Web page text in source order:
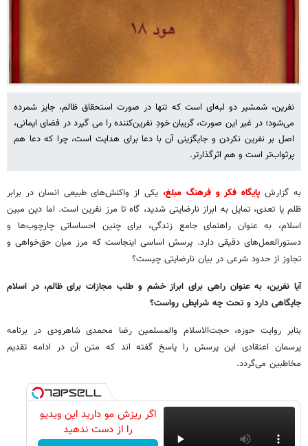
نفرین، شمشیر دو لبه‌ای است که تنها در صورت استحقاق ظالم، جایز شمرده
می‌شود؛ در غیر این صورت، گریبان خودِ نفرین‌کننده را می گیرد در فضای ایمانی،
اصل بر نفرین نکردن و جایگزینی آن با دعا برای هدایت است، چرا که دعا هم
پرثواب‌تر است و هم اثرگذارتر.
به گزارش پایگاه فکر و فرهنگ مبلغ، یکی از واکنش‌های طبیعی انسان در برابر
ظلم یا تعدی، تمایل به ابراز نارضایتی شدید، گاه تا مرز نفرین است. اما دین مبین
اسلام، به عنوان راهنمای جامع زندگی، برای چنین احساساتی چارچوب‌ها و
دستورالعمل‌های دقیقی دارد. پرسش اساسی اینجاست که مرز میان حق‌خواهی و
تجاوز از حدود شرعی در بیان نارضایتی چیست؟
آیا نفرین، به عنوان راهی برای ابراز خشم و طلب مجازات برای ظالم، در اسلام
جایگاهی دارد و تحت چه شرایطی رواست؟
بنابر روایت حوزه، حجت‌الاسلام والمسلمین رضا محمدی شاهرودی در برنامه
پرسمان اعتقادی این پرسش را پاسخ گفته اند که متن آن در ادامه تقدیم
مخاطبین می‌گردد.
اگر ریزش مو دارید این ویدیو
را از دست ندهید